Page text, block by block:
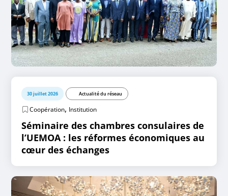
30 juillet 2026 Actualité du réseau
Coopération, Institution
Séminaire des chambres consulaires de
l’UEMOA : les réformes économiques au
cœur des échanges